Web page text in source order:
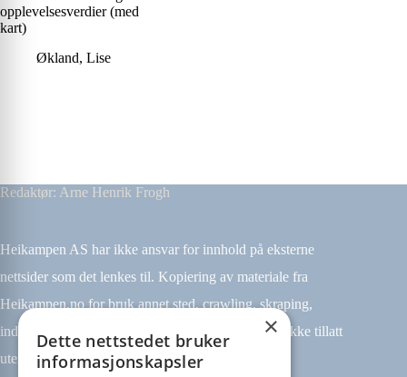
opplevelsesverdier (med
kart)
Økland, Lise
Redaktør: Arne Henrik Frogh
Heikampen AS har ikke ansvar for innhold på eksterne
nettsider som det lenkes til. Kopiering av materiale fra
Heikampen.no for bruk annet sted, crawling, skraping,
indeksering (for eksempel tekst og datamining) er ikke tillatt
uten avtale.
×
Dette nettstedet bruker
informasjonskapsler